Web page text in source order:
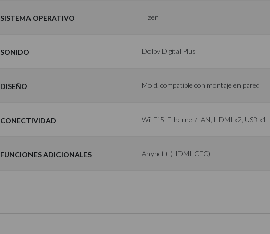
Sistema operativo Tizen
Sonido Dolby Digital Plus
Diseño Mold, compatible con montaje en pared
Conectividad Wi-Fi 5, Ethernet/LAN, HDMI x2, USB x1
Funciones adicionales Anynet+ (HDMI-CEC)